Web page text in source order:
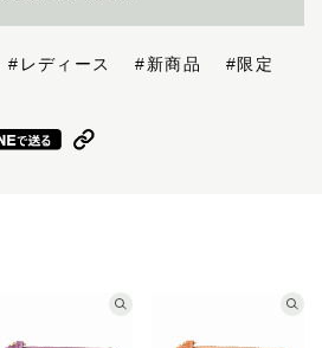
#レディース #新商品 #限定